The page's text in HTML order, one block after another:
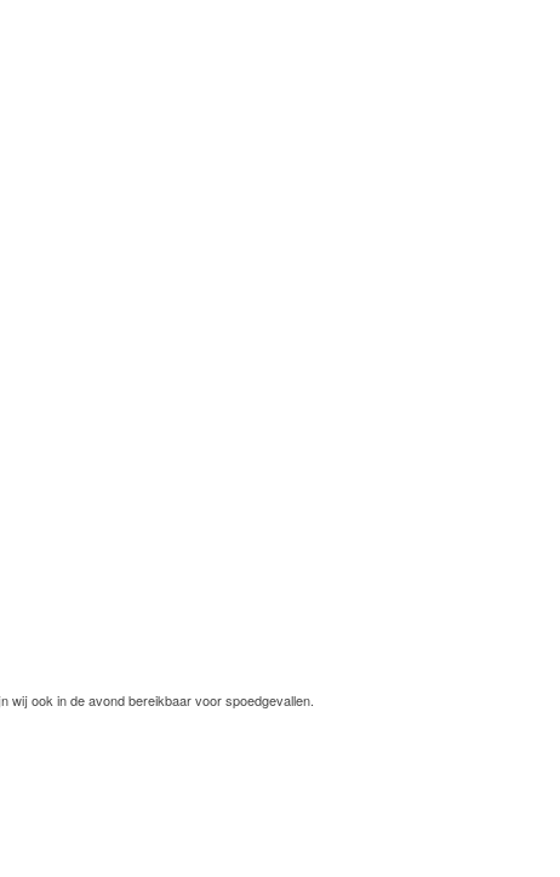
wij ook in de avond bereikbaar voor spoedgevallen.